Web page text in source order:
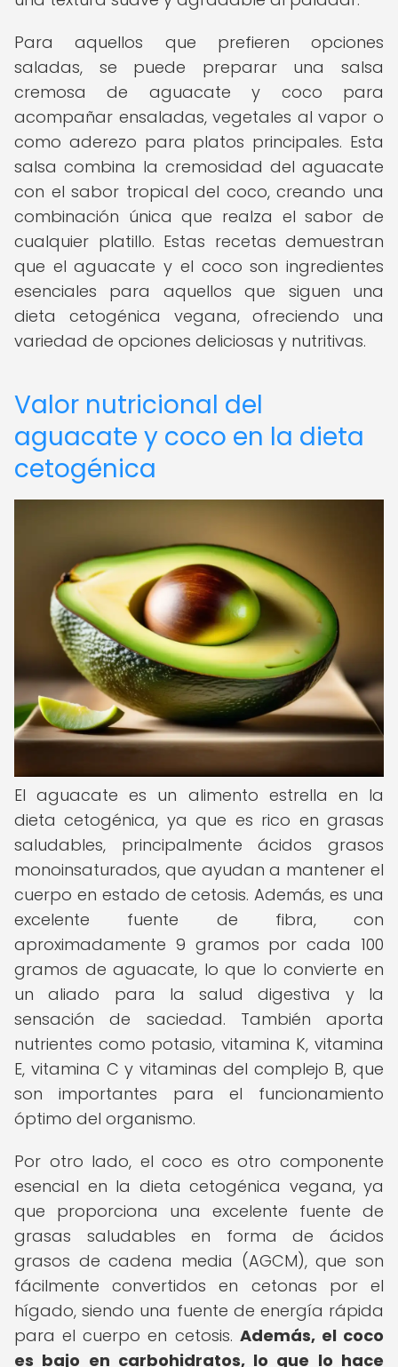
Para aquellos que prefieren opciones
saladas, se puede preparar una salsa
cremosa de aguacate y coco para
acompañar ensaladas, vegetales al vapor o
como aderezo para platos principales. Esta
salsa combina la cremosidad del aguacate
con el sabor tropical del coco, creando una
combinación única que realza el sabor de
cualquier platillo. Estas recetas demuestran
que el aguacate y el coco son ingredientes
esenciales para aquellos que siguen una
dieta cetogénica vegana, ofreciendo una
variedad de opciones deliciosas y nutritivas.
Valor nutricional del
aguacate y coco en la dieta
cetogénica
El aguacate es un alimento estrella en la
dieta cetogénica, ya que es rico en grasas
saludables, principalmente ácidos grasos
monoinsaturados, que ayudan a mantener el
cuerpo en estado de cetosis. Además, es una
excelente fuente de fibra, con
aproximadamente 9 gramos por cada 100
gramos de aguacate, lo que lo convierte en
un aliado para la salud digestiva y la
sensación de saciedad. También aporta
nutrientes como potasio, vitamina K, vitamina
E, vitamina C y vitaminas del complejo B, que
son importantes para el funcionamiento
óptimo del organismo.
Por otro lado, el coco es otro componente
esencial en la dieta cetogénica vegana, ya
que proporciona una excelente fuente de
grasas saludables en forma de ácidos
grasos de cadena media (AGCM), que son
fácilmente convertidos en cetonas por el
hígado, siendo una fuente de energía rápida
para el cuerpo en cetosis. Además, el coco
es bajo en carbohidratos, lo que lo hace